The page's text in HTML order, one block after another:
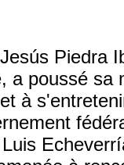
Piedra
a poussé sa
à